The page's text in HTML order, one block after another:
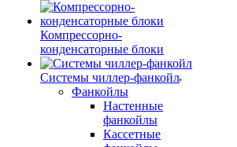
Компрессорно-
конденсаторные блоки
Системы чиллер-фанкойл
Фанкойлы
Настенные
фанкойлы
Кассетные